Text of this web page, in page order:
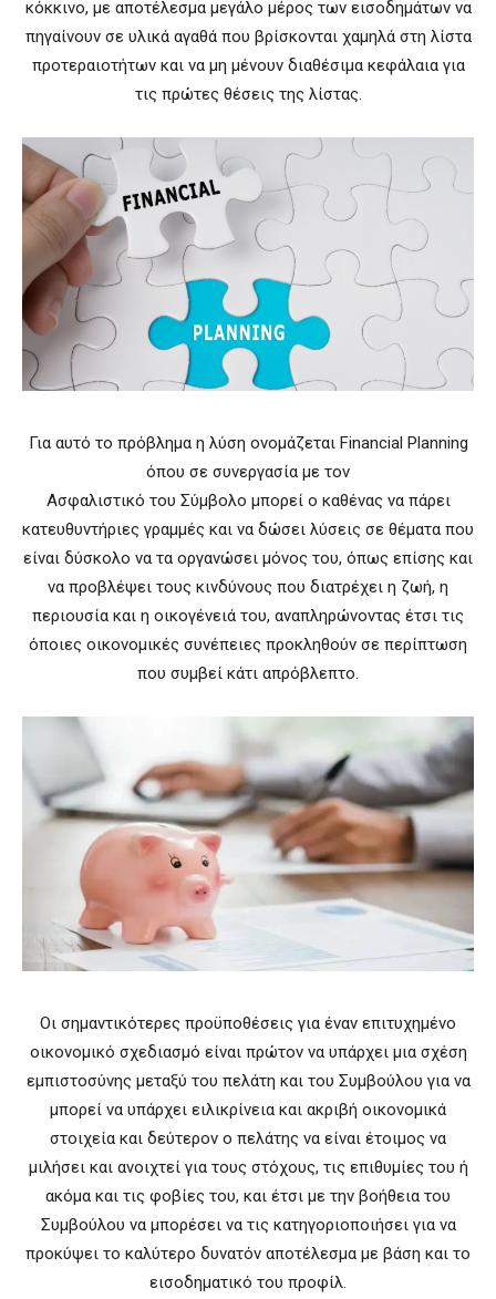
κόκκινο, με αποτέλεσμα μεγάλο μέρος των εισοδημάτων να
πηγαίνουν σε υλικά αγαθά που βρίσκονται χαμηλά στη λίστα
προτεραιοτήτων και να μη μένουν διαθέσιμα κεφάλαια για
τις πρώτες θέσεις της λίστας.
Για αυτό το πρόβλημα η λύση ονομάζεται Financial Planning
όπου σε συνεργασία με τον
Ασφαλιστικό του Σύμβολο μπορεί ο καθένας να πάρει
κατευθυντήριες γραμμές και να δώσει λύσεις σε θέματα που
είναι δύσκολο να τα οργανώσει μόνος του, όπως επίσης και
να προβλέψει τους κινδύνους που διατρέχει η ζωή, η
περιουσία και η οικογένειά του, αναπληρώνοντας έτσι τις
όποιες οικονομικές συνέπειες προκληθούν σε περίπτωση
που συμβεί κάτι απρόβλεπτο.
Οι σημαντικότερες προϋποθέσεις για έναν επιτυχημένο
οικονομικό σχεδιασμό είναι πρώτον να υπάρχει μια σχέση
εμπιστοσύνης μεταξύ του πελάτη και του Συμβούλου για να
μπορεί να υπάρχει ειλικρίνεια και ακριβή οικονομικά
στοιχεία και δεύτερον ο πελάτης να είναι έτοιμος να
μιλήσει και ανοιχτεί για τους στόχους, τις επιθυμίες του ή
ακόμα και τις φοβίες του, και έτσι με την βοήθεια του
Συμβούλου να μπορέσει να τις κατηγοριοποιήσει για να
προκύψει το καλύτερο δυνατόν αποτέλεσμα με βάση και το
εισοδηματικό του προφίλ.